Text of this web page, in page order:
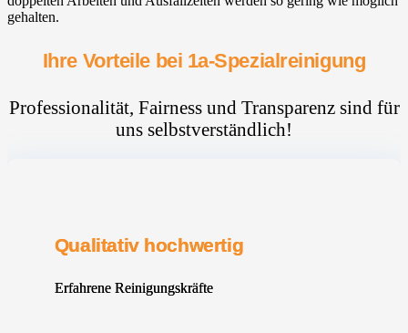
gehalten.
Ihre Vorteile bei 1a-Spezialreinigung
Professionalität, Fairness und Transparenz sind für
uns selbstverständlich!
Qualitativ hochwertig
Erfahrene Reinigungskräfte